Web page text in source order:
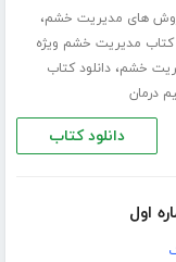
های مدیریت خشم،
کتاب مدیریت خشم ویژه
خشم،دانلود کتاب
درمان
دانلود کتاب
اول